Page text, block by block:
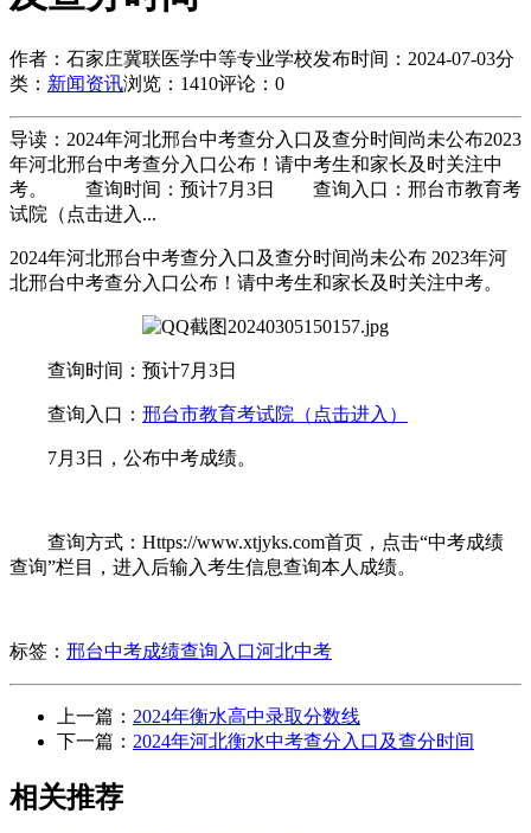
作者：石家庄冀联医学中等专业学校发布时间：2024-07-03分
类： 新闻资讯浏览：1410评论：0
导读：2024年河北邢台中考查分入口及查分时间尚未公布2023
年河北邢台中考查分入口公布！请中考生和家长及时关注中
考。 查询时间：预计7月3日 查询入口：邢台市教育考
试院（点击进入...
2024年河北邢台中考查分入口及查分时间尚未公布 2023年河
北邢台中考查分入口公布！请中考生和家长及时关注中考。
查询时间：预计7月3日
查询入口： 邢台市教育考试院（点击进入）
7月3日，公布中考成绩。
查询方式：Https://www.xtjyks.com首页，点击“中考成绩
查询”栏目，进入后输入考生信息查询本人成绩。
标签： 邢台中考成绩查询入口河北中考
上一篇： 2024年衡水高中录取分数线
下一篇： 2024年河北衡水中考查分入口及查分时间
相关推荐